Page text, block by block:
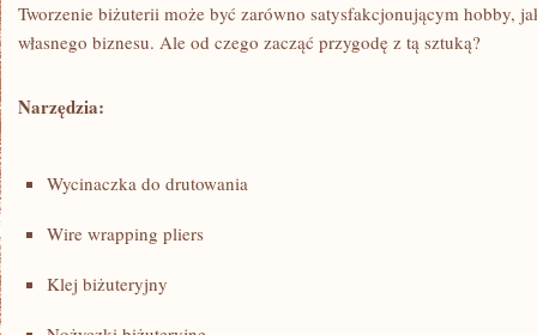
Tworzenie biżuterii może ⁣być zarówno⁣ satysfakcjonującym ⁤hobby,
własnego biznesu. Ale od czego⁢ zacząć przygodę z‍ tą sztuką?
Narzędzia:
Wycinaczka do ​drutowania
Wire⁢ wrapping⁢ pliers
Klej biżuteryjny